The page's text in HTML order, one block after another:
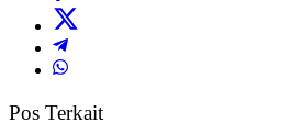
Pos Terkait